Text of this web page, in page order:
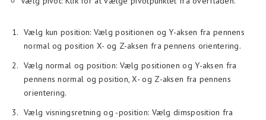
Vælg kun position: Vælg positionen og Y-aksen fra pennens
normal og position X- og Z-aksen fra pennens orientering.
Vælg normal og position: Vælg positionen og Y-aksen fra
pennens normal og position, X- og Z-aksen fra pennens
orientering.
Vælg visningsretning og -position: Vælg dimsposition fra